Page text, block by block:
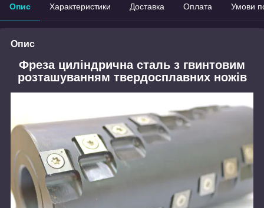
Опис Характеристики Доставка Оплата Умови
Опис
Фреза циліндрична сталь з гвинтовим
розташуванням твердосплавних ножів